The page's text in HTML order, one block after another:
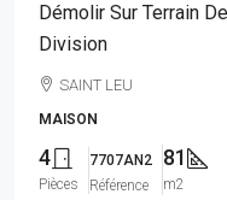
Démolir Sur Terrain
Division
SAINT LEU
MAISON
4
Pièces
7707AN2
Référence
81
m2